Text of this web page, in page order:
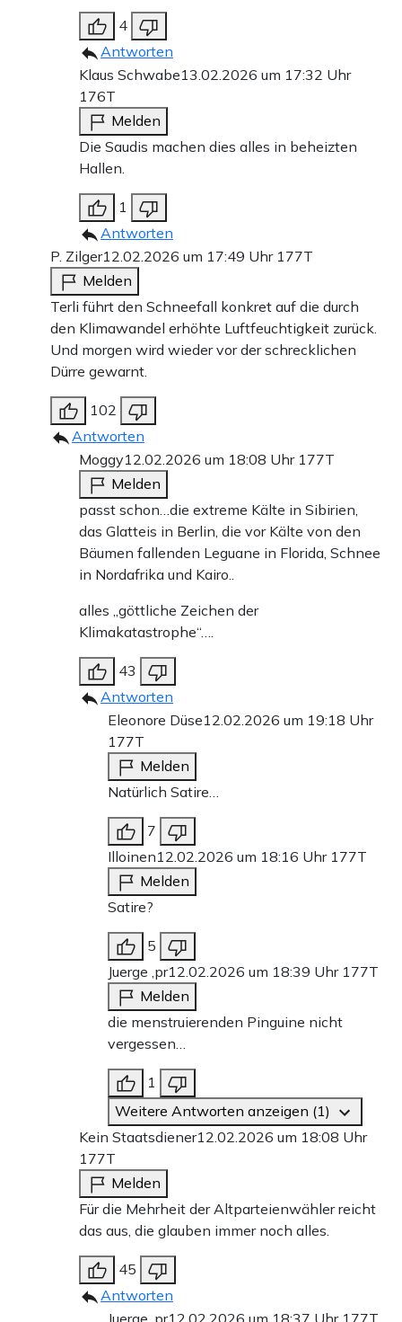
4
Antworten
Klaus Schwabe13.02.2026 um 17:32 Uhr
176T
Melden
Die Saudis machen dies alles in beheizten
Hallen.
1
Antworten
P. Zilger12.02.2026 um 17:49 Uhr 177T
Melden
Terli führt den Schneefall konkret auf die durch
den Klimawandel erhöhte Luftfeuchtigkeit zurück.
Und morgen wird wieder vor der schrecklichen
Dürre gewarnt.
102
Antworten
Moggy12.02.2026 um 18:08 Uhr 177T
Melden
passt schon…die extreme Kälte in Sibirien,
das Glatteis in Berlin, die vor Kälte von den
Bäumen fallenden Leguane in Florida, Schnee
in Nordafrika und Kairo..
alles „göttliche Zeichen der
Klimakatastrophe“….
43
Antworten
Eleonore Düse12.02.2026 um 19:18 Uhr
177T
Melden
Natürlich Satire…
7
Illoinen12.02.2026 um 18:16 Uhr 177T
Melden
Satire?
5
Juerge ,pr12.02.2026 um 18:39 Uhr 177T
Melden
die menstruierenden Pinguine nicht
vergessen…
1
Weitere Antworten anzeigen (1)
Kein Staatsdiener12.02.2026 um 18:08 Uhr
177T
Melden
Für die Mehrheit der Altparteienwähler reicht
das aus, die glauben immer noch alles.
45
Antworten